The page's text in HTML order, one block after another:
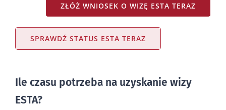
ZŁÓŻ WNIOSEK O WIZĘ ESTA TERAZ
SPRAWDŹ STATUS ESTA TERAZ
Ile czasu potrzeba na uzyskanie wizy
ESTA?